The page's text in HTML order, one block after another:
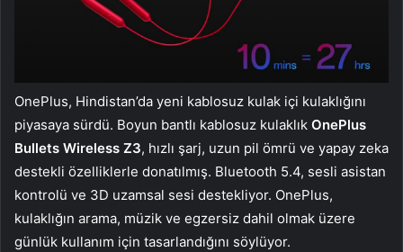
OnePlus, Hindistan’da yeni kablosuz kulak içi kulaklığını
piyasaya sürdü. Boyun bantlı kablosuz kulaklık OnePlus
Bullets Wireless Z3, hızlı şarj, uzun pil ömrü ve yapay zeka
destekli özelliklerle donatılmış. Bluetooth 5.4, sesli asistan
kontrolü ve 3D uzamsal sesi destekliyor. OnePlus,
kulaklığın arama, müzik ve egzersiz dahil olmak üzere
günlük kullanım için tasarlandığını söylüyor.